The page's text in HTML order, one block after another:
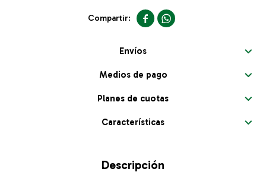
 
Envíos
Medios de pago
Planes de cuotas
Características
Descripción